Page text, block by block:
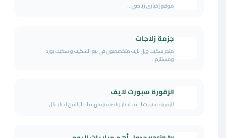
موقع إخباري رياضي...
جزمة زلاجات
متجر سكيت ويل بايت متخصصون في بيع السكيت و سكيت بورد
ومستلزم...
الزقورة سبورت لايف
الزقورة سبورت لايف اخبار رياضية ترفيهية اخبار الفن اخبار عال...